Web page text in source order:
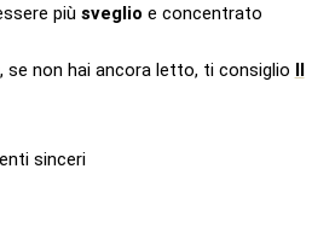
più sveglio e concentrato
se non hai ancora letto, ti consiglio Il
sinceri